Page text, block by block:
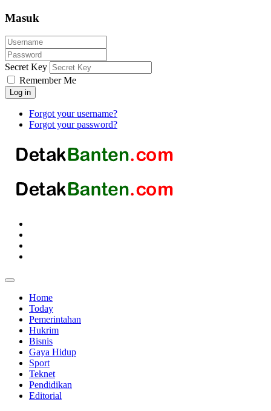
Masuk
Secret Key
Remember Me
Log in
Forgot your username?
Forgot your password?
Home
Today
Pemerintahan
Hukrim
Bisnis
Gaya Hidup
Sport
Teknet
Pendidikan
Editorial